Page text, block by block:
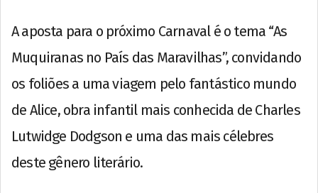
A aposta para o próximo Carnaval é o tema “As
Muquiranas no País das Maravilhas”, convidando
os foliões a uma viagem pelo fantástico mundo
de Alice, obra infantil mais conhecida de Charles
Lutwidge Dodgson e uma das mais célebres
deste gênero literário.